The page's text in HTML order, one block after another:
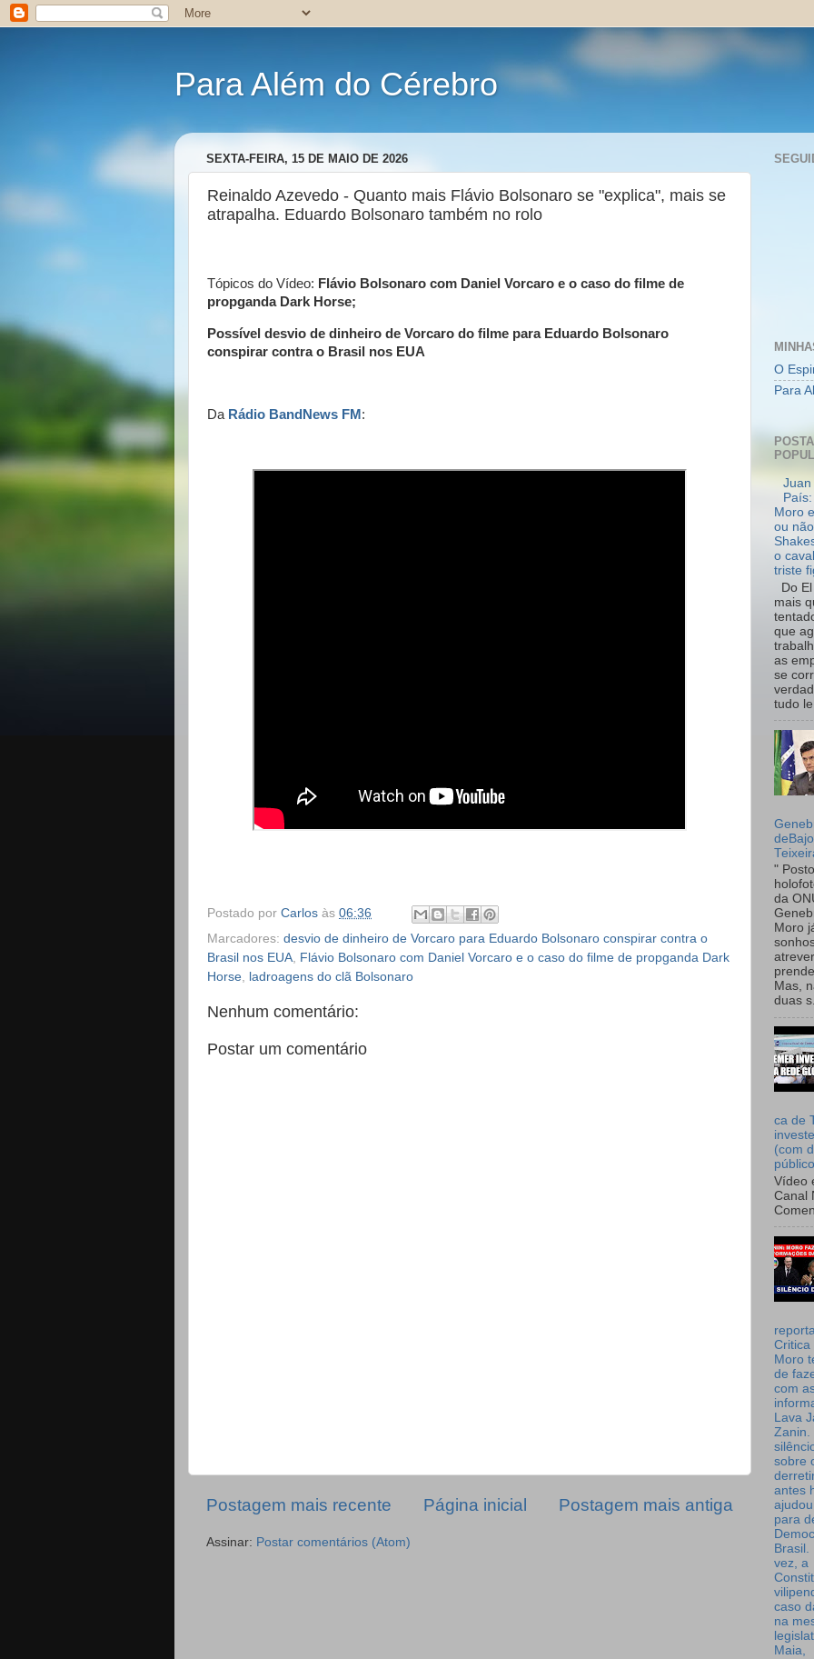
Para Além do Cérebro
SEXTA-FEIRA, 15 DE MAIO DE 2026
Reinaldo Azevedo - Quanto mais Flávio Bolsonaro se "explica", mais se
atrapalha. Eduardo Bolsonaro também no rolo
Tópicos do Vídeo: Flávio Bolsonaro com Daniel Vorcaro e o caso do filme de
propganda Dark Horse;
Possível desvio de dinheiro de Vorcaro do filme para Eduardo Bolsonaro
conspirar contra o Brasil nos EUA
Da Rádio BandNews FM :
Postado por Carlos às 06:36
Marcadores: desvio de dinheiro de Vorcaro para Eduardo Bolsonaro conspirar contra o
Brasil nos EUA Flávio Bolsonaro com Daniel Vorcaro e o caso do filme de propganda Dark
Horse ladroagens do clã Bolsonaro
Nenhum comentário:
Postar um comentário
Postagem mais recente Postagem mais antiga
Página inicial
Assinar: Postar comentários (Atom)
O
Para
Juan
Moro
ou
o
triste
Do
mais
que
as
se
tudo
"
da
Moro
Mas,
duas
ca de
(com
Vídeo
Canal
Critica
Moro
de
com
Lava
Zanin.
sobre
antes
para
Brasil.
vez, a
caso
na
Maia,